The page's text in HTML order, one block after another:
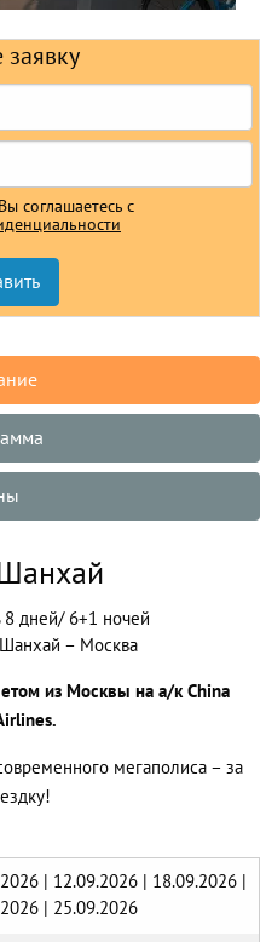
заявку
соглашаетесь с
8 дней/ 6+1 ночей
– Москва
из Москвы на а/к China
мегаполиса – за
| 12.09.2026 | 18.09.2026 |
| 25.09.2026